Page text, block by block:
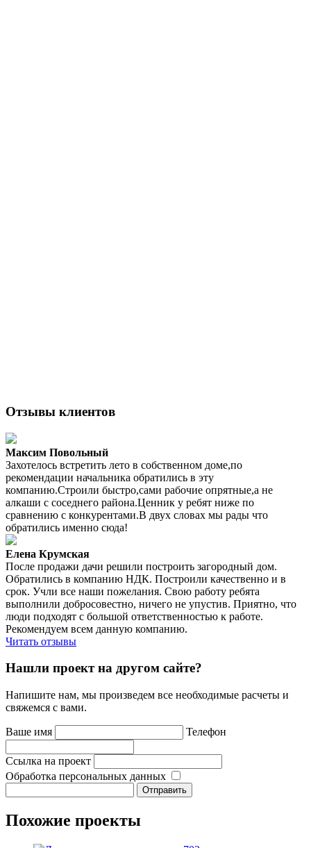
Отзывы клиентов
Максим Повольный
Захотелось встретить лето в собственном доме,по
рекомендации начальника обратились в эту
компанию.Строили быстро,сами рабочие опрятные,а не
алкаши с соседнего района.Ценник у ребят ниже по
сравнению с конкурентами.В двух словах мы рады что
обратились именно сюда!
Елена Крумская
После продажи дачи решили построить загородный дом.
Обратились в компанию НДК. Построили качественно и в
срок. Учли все наши пожелания. Свою работу ребята
выполнили добросовестно, ничего не упустив. Приятно, что
люди подходят с большой ответственностью к работе.
Рекомендуем всем данную компанию.
Читать отзывы
Нашли проект на другом сайте?
Напишите нам, мы произведем все необходимые расчеты и
свяжемся с вами.
Ваше имя Телефон
Ссылка на проект
Обработка персональных данных
Похожие проекты